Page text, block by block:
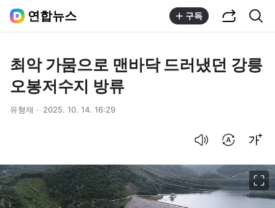
연합뉴스 구독
최악 가뭄으로 맨바닥 드러냈던 강릉
오봉저수지 방류
유형재 2025. 10. 14. 16:29